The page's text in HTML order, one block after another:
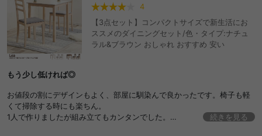
背もたれの、背にあたる部分も高く、腰がサポートされないのと、足掛
けになる部分もないので、長時間座っていると非常に疲れます。
きちんと明記されているサイズをみて自分の身長にあうかどうかを考え
ればよかったと思います。
身長がある方、長時間使わない方にはちょうどよいかもしれないと思い
ました。
4
【3点セット】コンパクトサイズで新生活にお
ススメのダイニングセット/色・タイプ:ナチュ
ラル&ブラウン おしゃれ おすすめ 安い
もう少し低ければ◎
お値段の割にデザインもよく、部屋に馴染んで良かったです。椅子も軽
くて掃除する時にも楽ちん。
1人で作りましたが組み立てもカンタンでした。
続きを見る